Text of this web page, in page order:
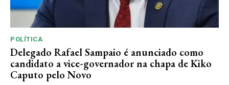
POLÍTICA
Delegado Rafael Sampaio é anunciado como
candidato a vice-governador na chapa de Kiko
Caputo pelo Novo